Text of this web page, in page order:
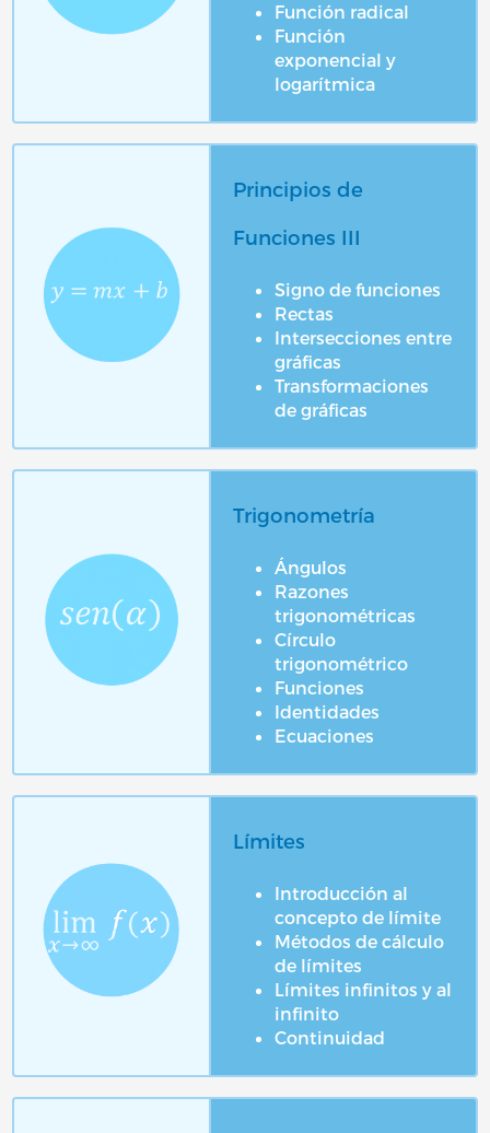
Función radical
Función
exponencial y
logarítmica
Principios de
Funciones III
Signo de funciones
Rectas
Intersecciones entre
gráficas
Transformaciones
de gráficas
Trigonometría
Ángulos
Razones
trigonométricas
Círculo
trigonométrico
Funciones
Identidades
Ecuaciones
Límites
Introducción al
concepto de límite
Métodos de cálculo
de límites
Límites infinitos y al
infinito
Continuidad